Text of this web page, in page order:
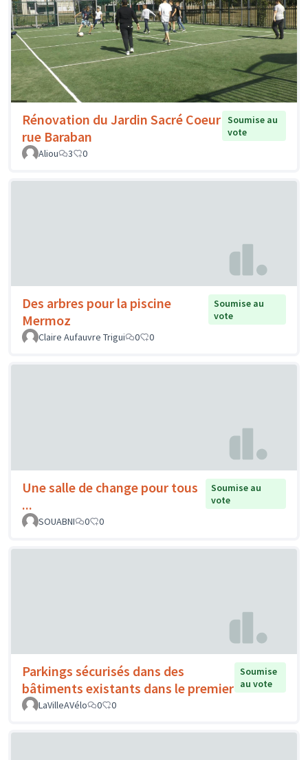
Rénovation du Jardin Sacré Coeur
rue Baraban
Soumise au
vote
Aliou
3 0
Des arbres pour la piscine
Mermoz
Soumise au
vote
Claire Aufauvre Trigui
0 0
Une salle de change pour tous
...
Soumise au
vote
SOUABNI
0 0
Parkings sécurisés dans des
bâtiments existants dans le premier
Soumise
au vote
LaVilleAVélo
0 0